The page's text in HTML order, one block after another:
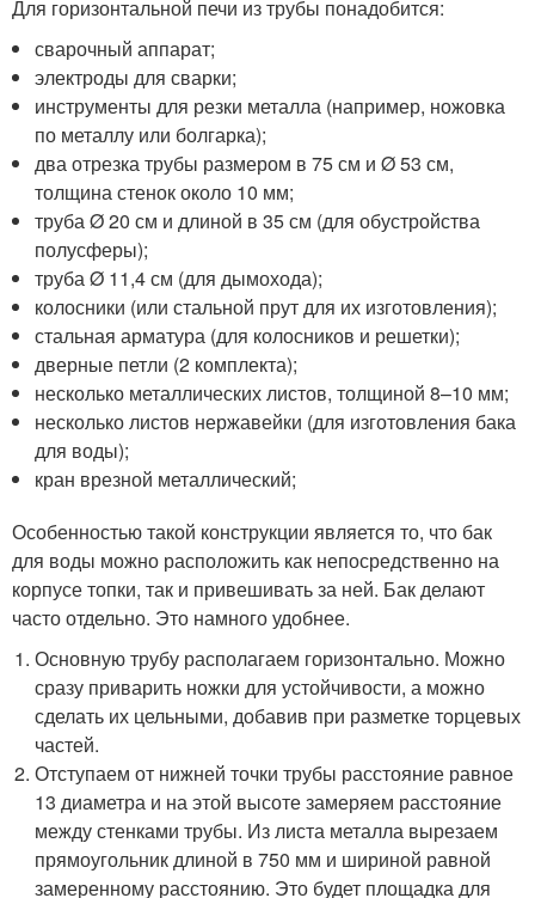
Для горизонтальной печи из трубы понадобится:
сварочный аппарат;
электроды для сварки;
инструменты для резки металла (например, ножовка
по металлу или болгарка);
два отрезка трубы размером в 75 см и Ø 53 см,
толщина стенок около 10 мм;
труба Ø 20 см и длиной в 35 см (для обустройства
полусферы);
труба Ø 11,4 см (для дымохода);
колосники (или стальной прут для их изготовления);
стальная арматура (для колосников и решетки);
дверные петли (2 комплекта);
несколько металлических листов, толщиной 8–10 мм;
несколько листов нержавейки (для изготовления бака
для воды);
кран врезной металлический;
Особенностью такой конструкции является то, что бак
для воды можно расположить как непосредственно на
корпусе топки, так и привешивать за ней. Бак делают
часто отдельно. Это намного удобнее.
Основную трубу располагаем горизонтально. Можно
сразу приварить ножки для устойчивости, а можно
сделать их цельными, добавив при разметке торцевых
частей.
Отступаем от нижней точки трубы расстояние равное
13 диаметра и на этой высоте замеряем расстояние
между стенками трубы. Из листа металла вырезаем
прямоугольник длиной в 750 мм и шириной равной
замеренному расстоянию. Это будет площадка для